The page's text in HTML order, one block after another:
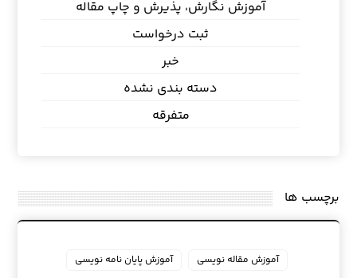
آموزش نگارش، پذیرش و چاپ مقاله
ثبت درخواست
خبر
دسته بندی نشده
متفرقه
برچسب ها
آموزش مقاله نویسی
آموزش پایان نامه نویسی